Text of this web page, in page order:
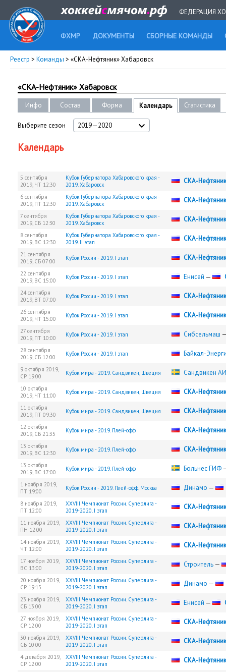
ФЕДЕРАЦИЯ
ФХМР ДОКУМЕНТЫ СБОРНЫЕ КОМАНДЫ
Реестр > Команды > «СКА-Нефтяник» Хабаровск
«СКА-Нефтяник» Хабаровск
Инфо Состав Форма Календарь Статистика
Выберите сезон 2019—2020
Календарь
5 сентября
2019, ЧТ 12:30
Кубок Губернатора Хабаровского края -
2019. Хабаровск
СКА-Нефтяник
6 сентября
2019, ПТ 12:30
Кубок Губернатора Хабаровского края -
2019. Хабаровск
СКА-Нефтяник
7 сентября
2019, СБ 12:30
Кубок Губернатора Хабаровского края -
2019. Хабаровск
СКА-Нефтяник
8 сентября
2019, ВС 12:30
Кубок Губернатора Хабаровского края -
2019. II этап
СКА-Нефтяник
21 сентября
2019, СБ 07:00 Кубок России - 2019. I этап СКА-Нефтяник
22 сентября
2019, ВС 15:00 Кубок России - 2019. I этап Енисей —
24 сентября
2019, ВТ 07:00 Кубок России - 2019. I этап СКА-Нефтяник
26 сентября
2019, ЧТ 15:00 Кубок России - 2019. I этап СКА-Нефтяник
27 сентября
2019, ПТ 10:00 Кубок России - 2019. I этап Сибсельмаш
28 сентября
2019, СБ 12:00 Кубок России - 2019. I этап Байкал-
9 октября 2019,
СР 19:00 Кубок мира - 2019. Сандвикен, Швеция Сандвикен
10 октября
2019, ЧТ 11:00 Кубок мира - 2019. Сандвикен, Швеция СКА-Нефтяник
11 октября
2019, ПТ 09:30 Кубок мира - 2019. Сандвикен, Швеция СКА-Нефтяник
12 октября
2019, СБ 21:35 Кубок мира - 2019. Плей-офф СКА-Нефтяник
13 октября
2019, ВС 12:30 Кубок мира - 2019. Плей-офф СКА-Нефтяник
13 октября
2019, ВС 17:00 Кубок мира - 2019. Плей-офф Больнес ГИФ
1 ноября 2019,
ПТ 19:00 Кубок России - 2019. Плей-офф. Москва Динамо —
8 ноября 2019,
ПТ 12:00
XXVIII Чемпионат России. Суперлига -
2019-2020. I этап
СКА-Нефтяник
11 ноября 2019,
ПН 12:00
XXVIII Чемпионат России. Суперлига -
2019-2020. I этап
СКА-Нефтяник
14 ноября 2019,
ЧТ 12:00
XXVIII Чемпионат России. Суперлига -
2019-2020. I этап
СКА-Нефтяник
17 ноября 2019,
ВС 13:00
XXVIII Чемпионат России. Суперлига -
2019-2020. I этап
Строитель —
20 ноября 2019,
СР 19:15
XXVIII Чемпионат России. Суперлига -
2019-2020. I этап
Динамо —
23 ноября 2019,
СБ 13:00
XXVIII Чемпионат России. Суперлига -
2019-2020. I этап
Енисей —
27 ноября 2019,
СР 12:00
XXVIII Чемпионат России. Суперлига -
2019-2020. I этап
СКА-Нефтяник
30 ноября 2019,
СБ 10:00
XXVIII Чемпионат России. Суперлига -
2019-2020. I этап
СКА-Нефтяник
4 декабря 2019,
СР 12:00
XXVIII Чемпионат России. Суперлига -
2019-2020. I этап
СКА-Нефтяник